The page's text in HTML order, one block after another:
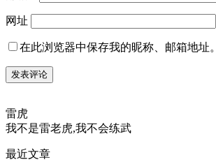
网址
在此浏览器中保存我的昵称、邮箱地址。
雷虎
我不是雷老虎,我不会练武
最近文章